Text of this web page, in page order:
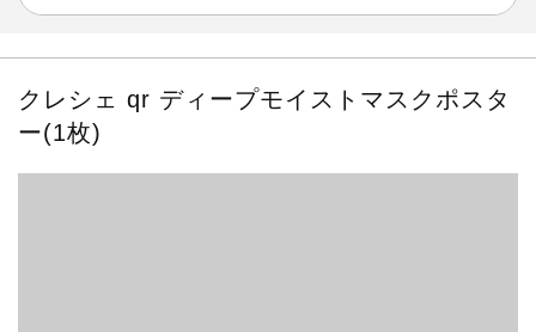
クレシェ qr ディープモイストマスクポスタ
ー(1枚)